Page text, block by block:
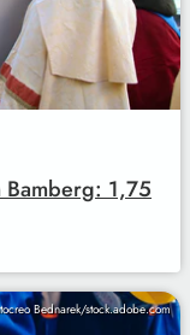
1,75
Bednarek/stock.adobe.com